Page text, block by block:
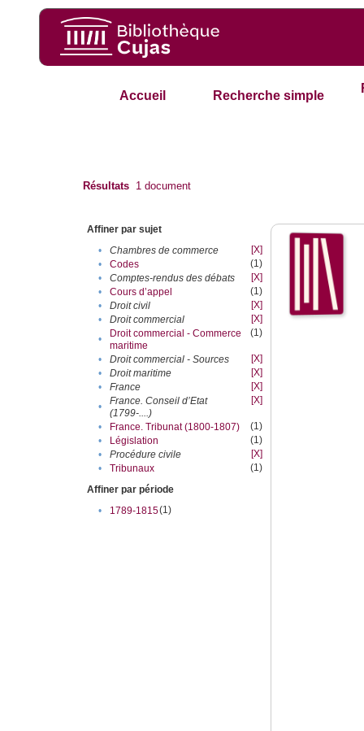
Accueil Recherche simple
Résultats 1 document
Affiner par sujet
•
Chambres de commerce
[X]
•
Codes
(1)
•
Comptes-rendus des débats
[X]
•
Cours d’appel
(1)
•
Droit civil
[X]
•
Droit commercial
[X]
•
Droit commercial - Commerce
maritime
(1)
• Droit commercial - Sources
[X]
•
Droit maritime
[X]
•
France
[X]
•
France. Conseil d’Etat
(1799-....)
[X]
• France. Tribunat (1800-1807)
(1)
•
Législation
(1)
•
Procédure civile
[X]
•
Tribunaux
(1)
Affiner par période
•
1789-1815(1)